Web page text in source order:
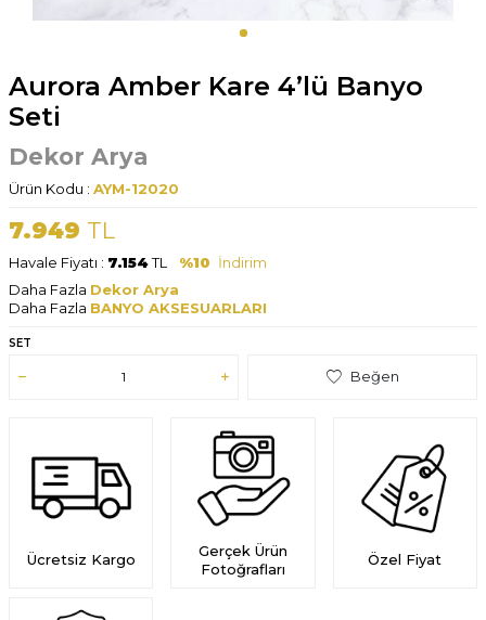
Aurora Amber Kare 4’lü Banyo
Seti
Dekor Arya
Ürün Kodu : AYM-12020
7.949 TL
Havale Fiyatı : 7.154TL %10 İndirim
Daha Fazla Dekor Arya
Daha Fazla BANYO AKSESUARLARI
SET
Beğen
Ücretsiz Kargo
Gerçek Ürün
Fotoğrafları
Özel Fiyat